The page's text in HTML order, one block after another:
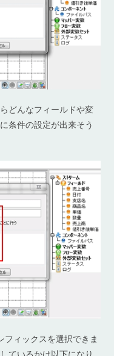
どんなフィールドや変
条件の設定が出来そう
フィックスを選択できま
ているかは以下になり